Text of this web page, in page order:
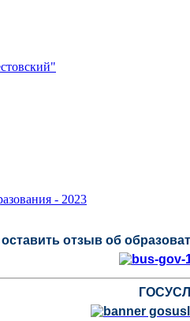
- 2023
отзыв об